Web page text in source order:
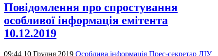
Повідомлення про спростування
особливої інформація емітента
10.12.2019
09:44 10 Грудня 2019 Особлива інформація Прес-секретар ДІУ